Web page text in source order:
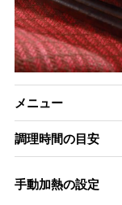
メニュー
調理時間の目安
手動加熱の設定